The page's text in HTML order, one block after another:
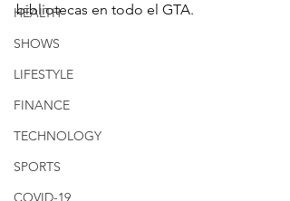
HEALTH
SHOWS
LIFESTYLE
FINANCE
TECHNOLOGY
SPORTS
COVID-19
bibliotecas en todo el GTA.